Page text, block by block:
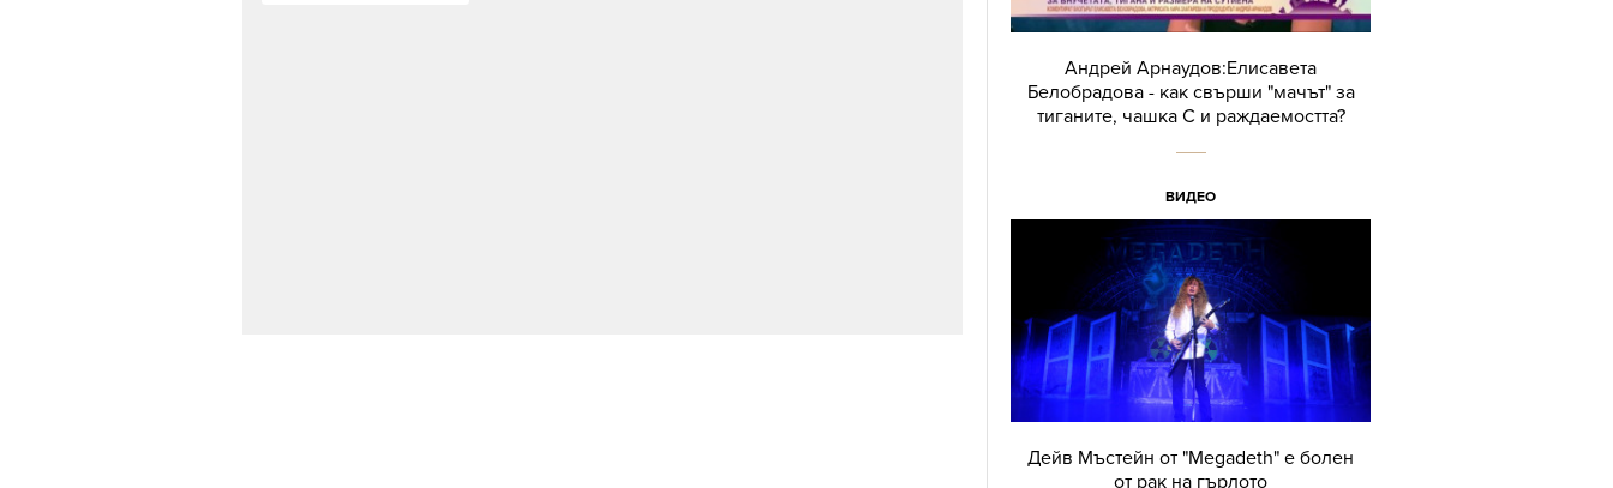
Андрей Арнаудов:Елисавета
Белобрадова - как свърши "мачът" за
тиганите, чашка С и раждаемостта?
ВИДЕО
Дейв Мъстейн от "Megadeth" е болен
от рак на гърлото